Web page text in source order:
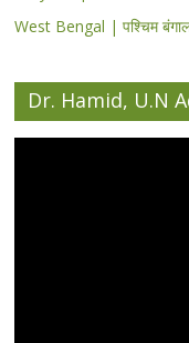
West Bengal | पश्चिम
Dr. Hamid, U.N